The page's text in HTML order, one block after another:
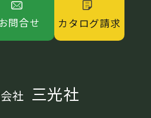
社 三光社
お問合せ カタログ請求